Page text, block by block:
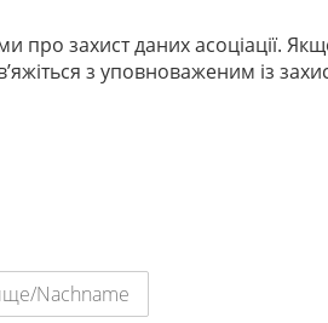
захист даних асоціації.
з уповноваженим із